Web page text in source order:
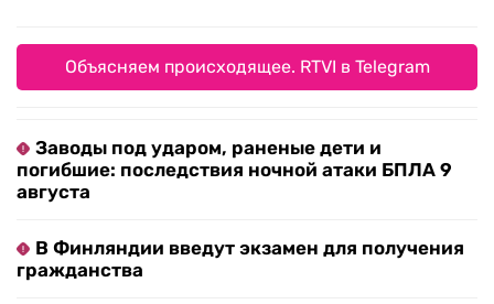
Объясняем происходящее. RTVI в Telegram
Заводы под ударом, раненые дети и
погибшие: последствия ночной атаки БПЛА 9
августа
В Финляндии введут экзамен для получения
гражданства